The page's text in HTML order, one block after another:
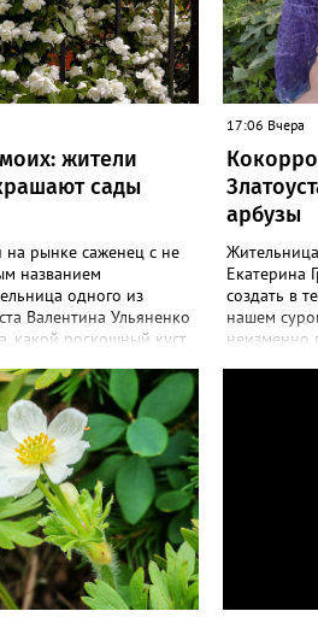
жители
сады
на рынке саженец с не
названием
одного из
Валентина Ульяненко
какой роскошный куст
узнал
за этим кустарником.
и коллегам
посадить
в нашем
- рассказала нашему
– У меня растёт, на
красивый сорт –
(на фото) четыре
компактный. Махровые
шесть сантиметров.
17:06 Вчера
арбузы
Екатерина
создать в
нашем
неизменно
размера
– В этом
а также